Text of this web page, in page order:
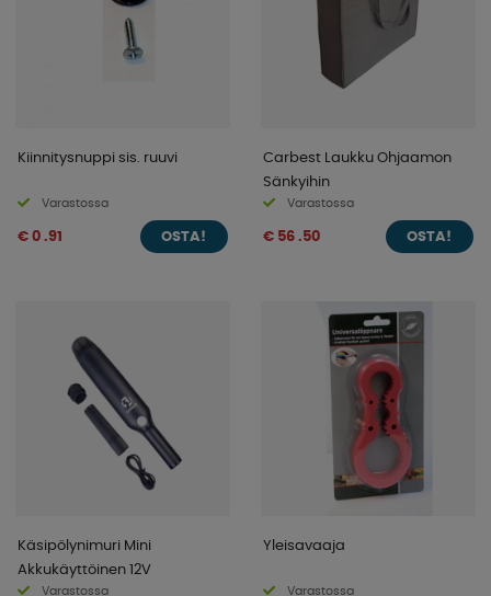
Kiinnitysnuppi sis. ruuvi
Varastossa
€ 0 .91 OSTA!
Carbest Laukku Ohjaamon
Sänkyihin
Varastossa
€ 56 .50 OSTA!
Käsipölynimuri Mini
Akkukäyttöinen 12V
Varastossa
Yleisavaaja
Varastossa